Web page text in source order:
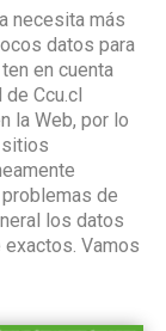
necesita más
datos para
en cuenta
Ccu.cl
la Web, por lo
sitios
de
los datos
Vamos